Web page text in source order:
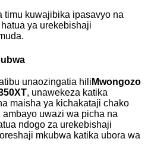
timu kuwajibika ipasavyo na
ya urekebishaji
unaozingatia hili Mwongozo
, unawekeza katika
maisha ya kichakataji chako
uwazi wa picha na
ndogo za urekebishaji
mkubwa katika ubora wa